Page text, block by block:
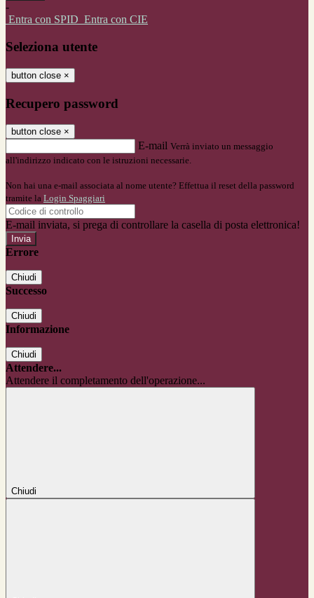
-
Entra con SPID Entra con CIE
Seleziona utente
button close ×
Recupero password
button close ×
E-mail Verrà inviato un messaggio
all'indirizzo indicato con le istruzioni necessarie.
Non hai una e-mail associata al nome utente? Effettua il reset della password
tramite la Login Spaggiari
E-mail inviata, si prega di controllare la casella di posta elettronica!
Errore
Chiudi
Successo
Chiudi
Informazione
Chiudi
Attendere...
Attendere il completamento dell'operazione...
Chiudi